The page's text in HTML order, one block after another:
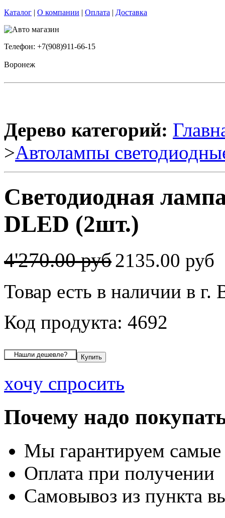
Каталог | О компании | Оплата | Доставка
Телефон: +7(908)911-66-15
Воронеж
Дерево категорий:
>Автолампы
Светодиодная
DLED (2шт.)
4'270.00 руб2135.00 руб
Товар есть в наличии в г.
Код продукта: 4692
хочу спросить
Почему надо
Мы гарантируем
Оплата при получении
Самовывоз из пункта